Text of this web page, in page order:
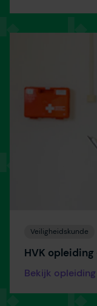
Veiligheidskunde
HVK
Bekijk opleiding